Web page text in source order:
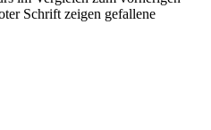
Schrift zeigen gefallene